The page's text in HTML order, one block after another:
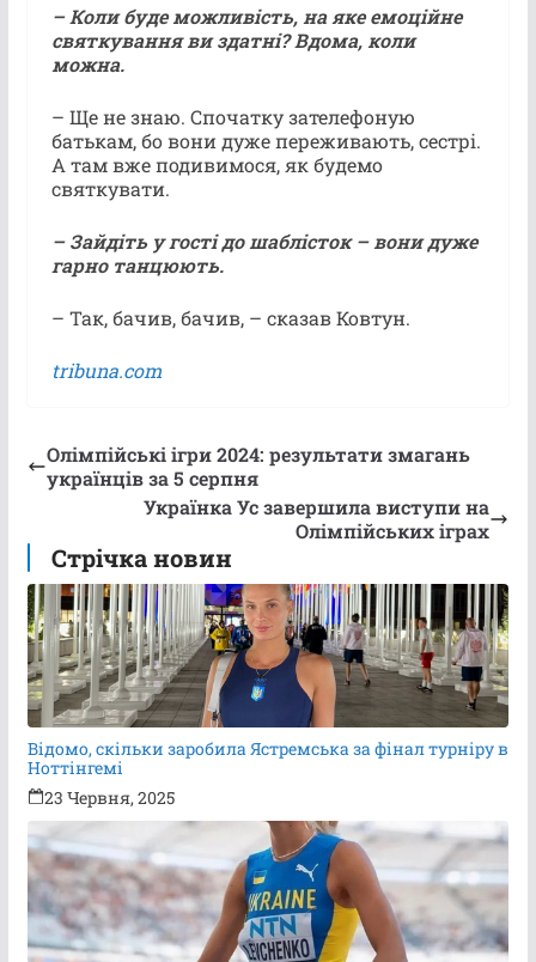
– Коли буде можливість, на яке емоційне
святкування ви здатні? Вдома, коли
можна.
– Ще не знаю. Спочатку зателефоную
батькам, бо вони дуже переживають, сестрі.
А там вже подивимося, як будемо
святкувати.
– Зайдіть у гості до шаблісток – вони дуже
гарно танцюють.
– Так, бачив, бачив, – сказав Ковтун.
tribuna.com
Олімпійські ігри 2024: результати змагань
українців за 5 серпня
Українка Ус завершила виступи на
Олімпійських іграх
Стрічка новин
Відомо, скільки заробила Ястремська за фінал турніру в
Ноттінгемі
23 Червня, 2025